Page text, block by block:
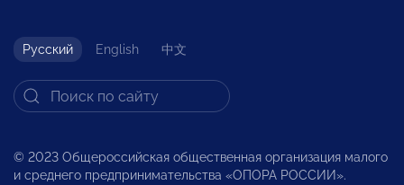
Русский English 中文
© 2023 Общероссийская общественная организация малого
и среднего предпринимательства «ОПОРА РОССИИ».